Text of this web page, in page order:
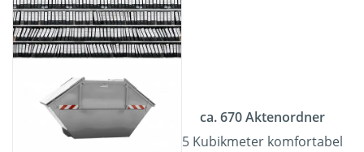
ca. 670 Aktenordner
5 Kubikmeter komfortabel